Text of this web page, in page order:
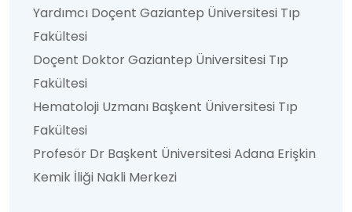
Yardımcı Doçent Gaziantep Üniversitesi Tıp
Fakültesi
Doçent Doktor Gaziantep Üniversitesi Tıp
Fakültesi
Hematoloji Uzmanı Başkent Üniversitesi Tıp
Fakültesi
Profesör Dr Başkent Üniversitesi Adana Erişkin
Kemik İliği Nakli Merkezi